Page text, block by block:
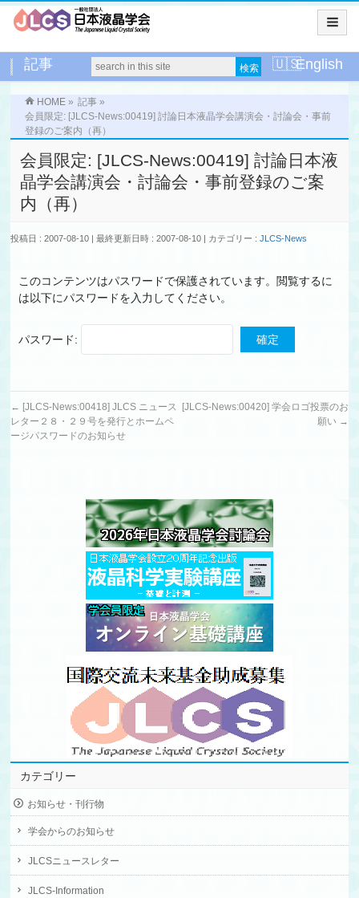
記事 English
HOME » 記事 »
会員限定: [JLCS-News:00419] 討論日本液晶学会講演会・討論会・事前
登録のご案内（再）
会員限定: [JLCS-News:00419] 討論日本液
晶学会講演会・討論会・事前登録のご案
内（再）
投稿日 : 2007-08-10 最終更新日時 : 2007-08-10 カテゴリー :JLCS-News
このコンテンツはパスワードで保護されています。閲覧するに
は以下にパスワードを入力してください。
パスワード:
← [JLCS-News:00418] JLCS ニュース
レター２８・２９号を発行とホームペ
ージパスワードのお知らせ
[JLCS-News:00420] 学会ロゴ投票のお
願い →
カテゴリー
お知らせ・刊行物
学会からのお知らせ
JLCSニュースレター
JLCS-Information